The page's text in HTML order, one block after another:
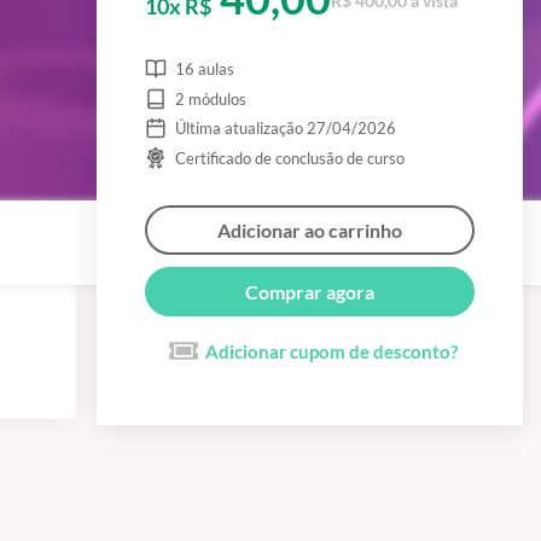
10x R$
16 aulas
2 módulos
Última atualização 27/04/2026
Certificado de conclusão de curso
Adicionar ao carrinho
Comprar agora
Adicionar cupom de desconto?